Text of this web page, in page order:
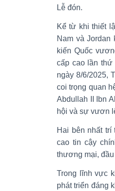
Lễ đón.
Kể từ khi thiết
Nam và
kiến Quốc
cấp cao lần
ngày 8/6/2025,
coi trọng quan
Abdullah II Ibn
hội và sự vươn
Hai bên nhất trí
cao tin cậy
thương mại,
Trong lĩnh vực
phát triển đáng